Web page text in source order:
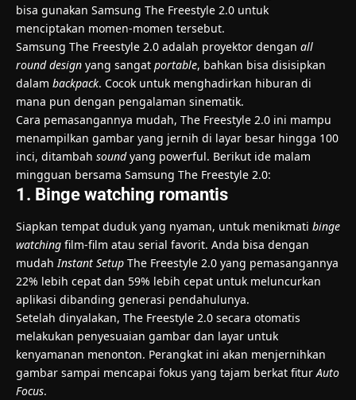
bisa gunakan Samsung The Freestyle 2.0 untuk
menciptakan momen-momen tersebut.
Samsung The Freestyle 2.0 adalah proyektor dengan all
round design yang sangat portable, bahkan bisa disisipkan
dalam backpack. Cocok untuk menghadirkan hiburan di
mana pun dengan pengalaman sinematik.
Cara pemasangannya mudah, The Freestyle 2.0 ini mampu
menampilkan gambar yang jernih di layar besar hingga 100
inci, ditambah soundyang powerful. Berikut ide malam
mingguan bersama Samsung The Freestyle 2.0:
1. Binge watching romantis
Siapkan tempat duduk yang nyaman, untuk menikmati binge
watching film-film atau serial favorit. Anda bisa dengan
mudahInstant Setup The Freestyle 2.0 yang pemasangannya
22% lebih cepat dan 59% lebih cepat untuk meluncurkan
aplikasi dibanding generasi pendahulunya.
Setelah dinyalakan, The Freestyle 2.0 secara otomatis
melakukan penyesuaian gambar dan layar untuk
kenyamanan menonton. Perangkat ini akan menjernihkan
gambar sampai mencapai fokus yang tajam berkat fiturAuto
Focus.